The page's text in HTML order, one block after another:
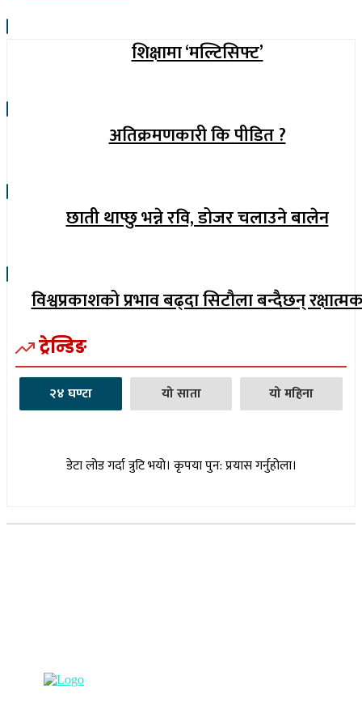
शिक्षामा ‘मल्टिसिफ्ट’
अतिक्रमणकारी कि पीडित ?
छाती थाप्छु भन्ने रवि, डोजर चलाउने बालेन
विश्वप्रकाशको प्रभाव बढ्दा सिटौला बन्दैछन्
ट्रेन्डिङ
२४ घण्टा यो साता यो महिना
डेटा लोड गर्दा त्रुटि भयो। कृपया पुन: प्रयास गर्नुहोला।